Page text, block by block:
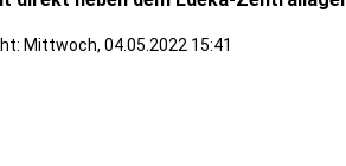
Mittwoch, 04.05.2022 15:41